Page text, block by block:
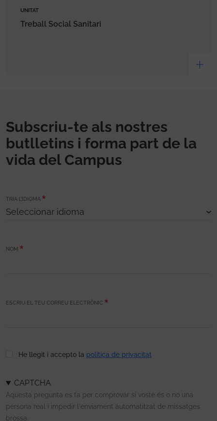
UNITAT
Treball Social Sanitari
Subscriu-te als nostres
butlletins i forma part de la
vida del Campus
TRIA L’IDIOMA
NOM
ESCRIU EL TEU CORREU ELECTRÒNIC
He llegit i accepto la política de privacitat
CAPTCHA
Aquesta pregunta es fa per comprovar si vostè és o no una
persona real i impedir l'enviament automatitzat de missatges
brossa.